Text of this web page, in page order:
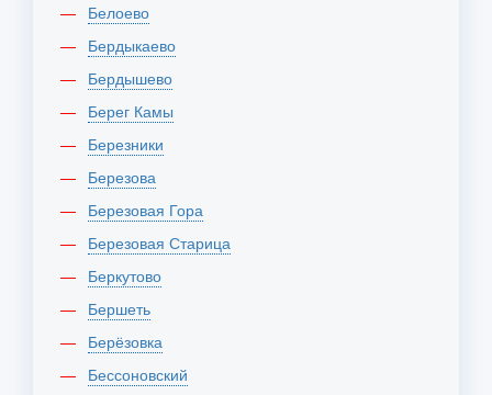
Белоево
Бердыкаево
Бердышево
Берег Камы
Березники
Березова
Березовая Гора
Березовая Старица
Беркутово
Бершеть
Берёзовка
Бессоновский